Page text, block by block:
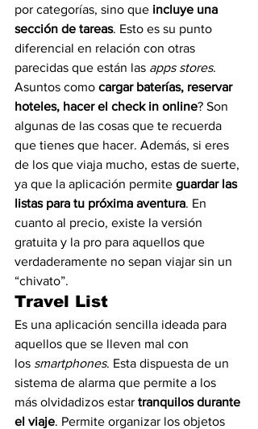
por categorías, sino que incluye una
sección de tareas. Esto es su punto
diferencial en relación con otras
parecidas que están las apps stores.
Asuntos como cargar baterías, reservar
hoteles, hacer el check in online? Son
algunas de las cosas que te recuerda
que tienes que hacer. Además, si eres
de los que viaja mucho, estas de suerte,
ya que la aplicación permite guardar las
listas para tu próxima aventura. En
cuanto al precio, existe la versión
gratuita y la pro para aquellos que
verdaderamente no sepan viajar sin un
“chivato”.
Travel List
Es una aplicación sencilla ideada para
aquellos que se lleven mal con
los smartphones. Esta dispuesta de un
sistema de alarma que permite a los
más olvidadizos estar tranquilos durante
el viaje. Permite organizar los objetos